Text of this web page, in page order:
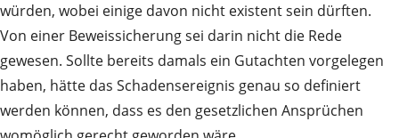
würden, wobei einige davon nicht existent sein dürften.
Von einer Beweissicherung sei darin nicht die Rede
gewesen. Sollte bereits damals ein Gutachten vorgelegen
haben, hätte das Schadensereignis genau so definiert
werden können, dass es den gesetzlichen Ansprüchen